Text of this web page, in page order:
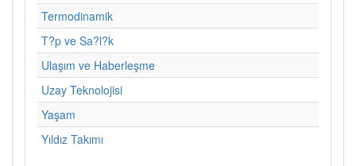
Termodinamik
T?p ve Sa?l?k
Ulaşım ve Haberleşme
Uzay Teknolojisi
Yaşam
Yıldız Takımı